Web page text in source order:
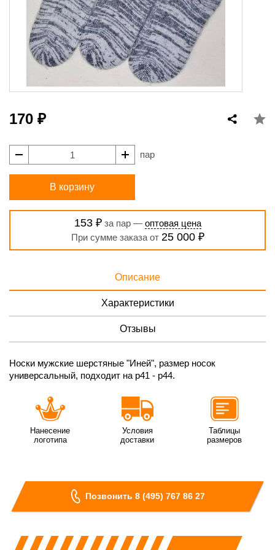
170 ₽
пар
В корзину
153 ₽за пар — оптовая цена
При сумме заказа от 25 000 ₽
Описание
Характеристики
Отзывы
Носки мужские шерстяные "Иней", размер носок
универсальный, подходит на р41 - р44.
Нанесение
логотипа
Условия
доставки
Таблицы
размеров
Позвонить 8 (495) 767 86 27